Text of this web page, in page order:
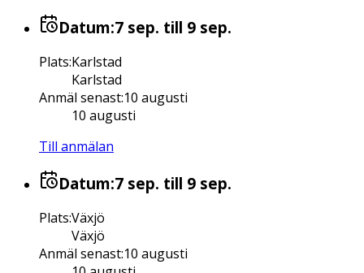
Datum:7 sep. till 9 sep.
Plats:Karlstad
Karlstad
Anmäl senast:10 augusti
10 augusti
Till anmälan
Datum:7 sep. till 9 sep.
Plats:Växjö
Växjö
Anmäl senast:10 augusti